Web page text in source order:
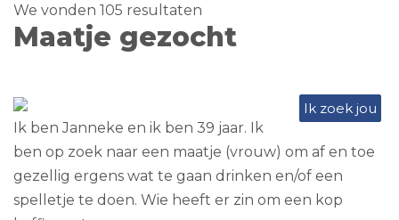
We vonden 105 resultaten
Maatje gezocht
Ik zoek jou
Ik ben Janneke en ik ben 39 jaar. Ik
ben op zoek naar een maatje (vrouw) om af en toe
gezellig ergens wat te gaan drinken en/of een
spelletje te doen. Wie heeft er zin om een kop